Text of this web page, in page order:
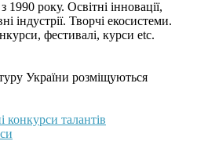
1990 року. Освітні інновації,
індустрії. Творчі екосистеми.
фестивалі, курси etc.
України розміщуються
конкурси талантів